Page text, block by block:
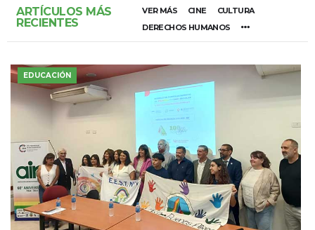
ARTÍCULOS MÁS
RECIENTES
VER MÁS CINE
CULTURA
DERECHOS HUMANOS
EDUCACIÓN